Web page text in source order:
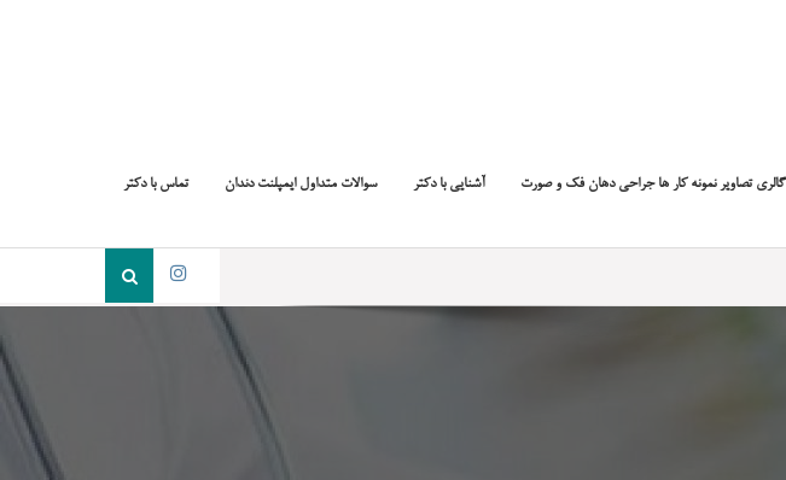
گالری تصاویر نمونه کار ها جراحی دهان فک و صورت آشنایی با دکتر سوالات متداول ایمپلنت دندان تماس با دکتر